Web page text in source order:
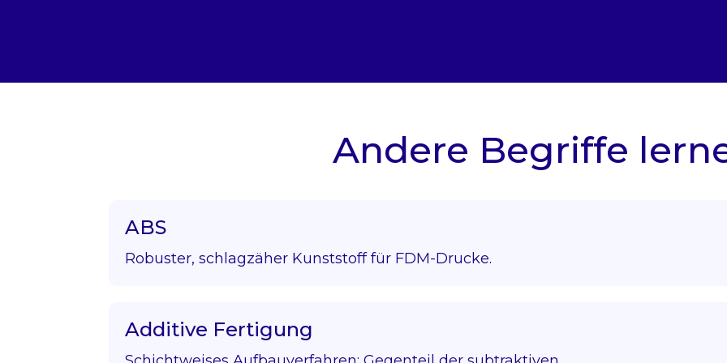
Andere Begriffe
ABS
Robuster, schlagzäher Kunststoff für FDM-Drucke.
Additive Fertigung